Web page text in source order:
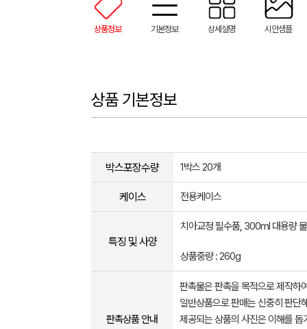
상품정보 기본정보 상세설명 시안샘플
상품 기본정보
박스포장수량 1박스 20개
케이스 전용케이스
특징 및 사양
치아교정 필수품, 300ml 대용량
상품중량 : 260g
판촉상품 안내
판촉물은 판촉을 목적으로 제작하
일반상품으로 판매는 신중히 판단
제공되는 상품의 사진은 이해를